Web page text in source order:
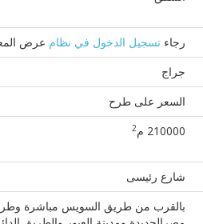
رجاء تسجيل الدخول في نظام عرض
جراج
السعر على طرح
210000 م 2
شارع رئيسى
بالقرب من طريق السويس مباشرة وطريق